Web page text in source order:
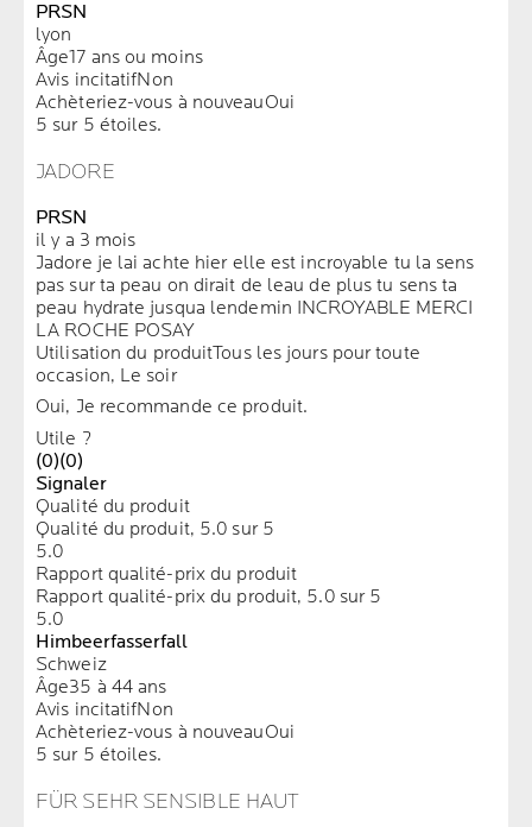
PRSN
lyon
Âge17 ans ou moins
Avis incitatifNon
Achèteriez-vous à nouveauOui
5 sur 5 étoiles.
JADORE
PRSN
il y a 3 mois
Jadore je lai achte hier elle est incroyable tu la sens
pas sur ta peau on dirait de leau de plus tu sens ta
peau hydrate jusqua lendemin INCROYABLE MERCI
LA ROCHE POSAY
Utilisation du produitTous les jours pour toute
occasion, Le soir
Oui, Je recommande ce produit.
Utile ?
(0)(0)
Signaler
Qualité du produit
Qualité du produit, 5.0 sur 5
5.0
Rapport qualité-prix du produit
Rapport qualité-prix du produit, 5.0 sur 5
5.0
Himbeerfasserfall
Schweiz
Âge35 à 44 ans
Avis incitatifNon
Achèteriez-vous à nouveauOui
5 sur 5 étoiles.
FÜR SEHR SENSIBLE HAUT